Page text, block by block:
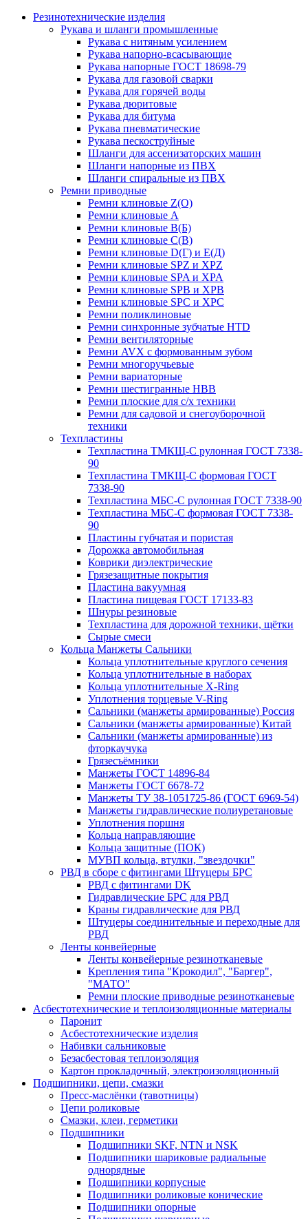
Резинотехнические изделия
Рукава и шланги промышленные
Рукава с нитяным усилением
Рукава напорно-всасывающие
Рукава напорные ГОСТ 18698-79
Рукава для газовой сварки
Рукава для горячей воды
Рукава дюритовые
Рукава для битума
Рукава пневматические
Рукава пескоструйные
Шланги для ассенизаторских машин
Шланги напорные из ПВХ
Шланги спиральные из ПВХ
Ремни приводные
Ремни клиновые Z(О)
Ремни клиновые А
Ремни клиновые В(Б)
Ремни клиновые С(В)
Ремни клиновые D(Г) и Е(Д)
Ремни клиновые SPZ и XPZ
Ремни клиновые SPA и XPA
Ремни клиновые SPB и XPB
Ремни клиновые SPC и XPC
Ремни поликлиновые
Ремни синхронные зубчатые HTD
Ремни вентиляторные
Ремни AVX с формованным зубом
Ремни многоручьевые
Ремни вариаторные
Ремни шестигранные HBB
Ремни плоские для с/х техники
Ремни для садовой и снегоуборочной
техники
Техпластины
Техпластина ТМКЩ-С рулонная ГОСТ 7338-
90
Техпластина ТМКЩ-С формовая ГОСТ
7338-90
Техпластина МБС-С рулонная ГОСТ 7338-90
Техпластина МБС-С формовая ГОСТ 7338-
90
Пластины губчатая и пористая
Дорожка автомобильная
Коврики диэлектрические
Грязезащитные покрытия
Пластина вакуумная
Пластина пищевая ГОСТ 17133-83
Шнуры резиновые
Техпластина для дорожной техники, щётки
Сырые смеси
Кольца Манжеты Сальники
Кольца уплотнительные круглого сечения
Кольца уплотнительные в наборах
Кольца уплотнительные Х-Ring
Уплотнения торцевые V-Ring
Сальники (манжеты армированные) Россия
Сальники (манжеты армированные) Китай
Сальники (манжеты армированные) из
фторкаучука
Грязесъёмники
Манжеты ГОСТ 14896-84
Манжеты ГОСТ 6678-72
Манжеты ТУ 38-1051725-86 (ГОСТ 6969-54)
Манжеты гидравлические полиуретановые
Уплотнения поршня
Кольца направляющие
Кольца защитные (ПОК)
МУВП кольца, втулки, "звездочки"
РВД в сборе с фитингами Штуцеры БРС
РВД с фитингами DK
Гидравлические БРС для РВД
Краны гидравлические для РВД
Штуцеры соединительные и переходные для
РВД
Ленты конвейерные
Ленты конвейерные резинотканевые
Крепления типа "Крокодил", "Баргер",
"МАТО"
Ремни плоские приводные резинотканевые
Асбестотехнические и теплоизоляционные материалы
Паронит
Асбестотехнические изделия
Набивки сальниковые
Безасбестовая теплоизоляция
Картон прокладочный, электроизоляционный
Подшипники, цепи, смазки
Пресс-маслёнки (тавотницы)
Цепи роликовые
Смазки, клеи, герметики
Подшипники
Подшипники SKF, NTN и NSK
Подшипники шариковые радиальные
однорядные
Подшипники корпусные
Подшипники роликовые конические
Подшипники опорные